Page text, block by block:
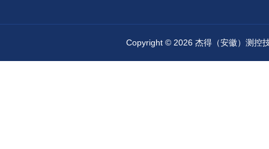
Copyright © 2026 杰得（安徽）测